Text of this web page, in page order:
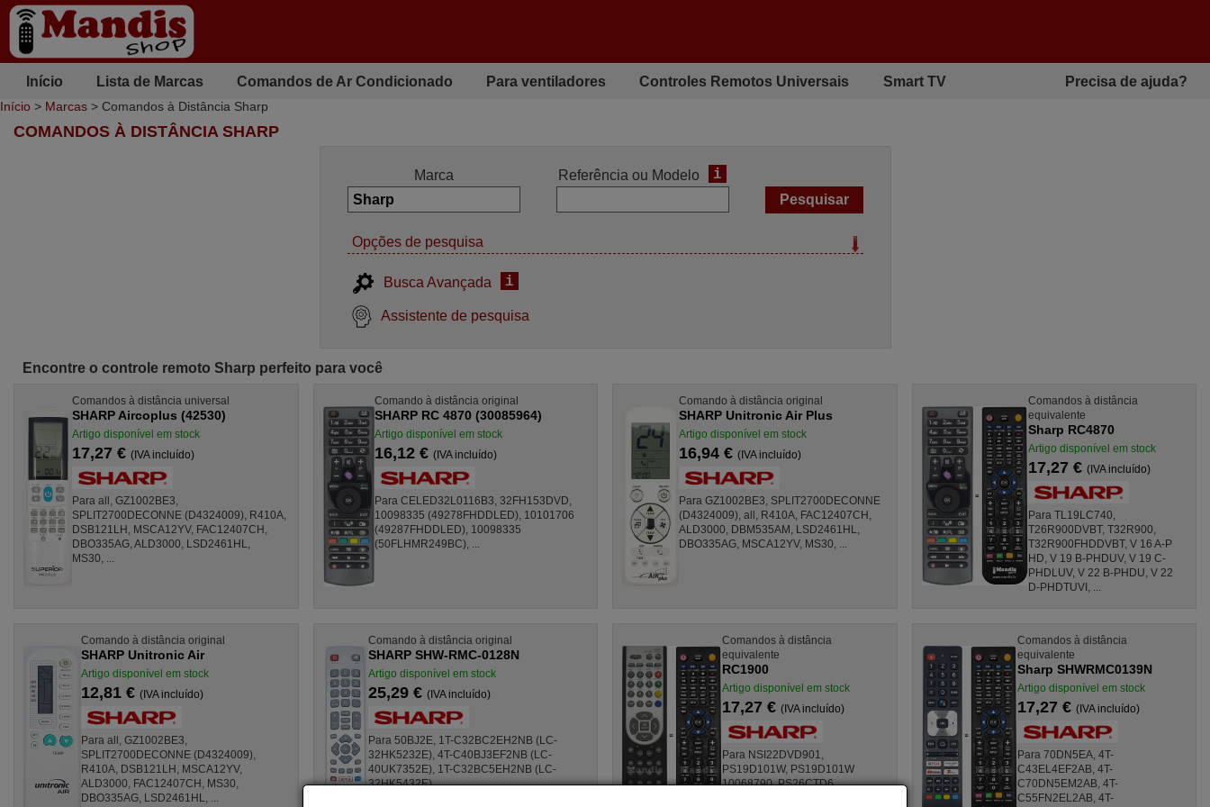
Início Lista de Marcas Comandos de Ar Condicionado Para ventiladores Controles Remotos Universais Smart TV Precisa de ajuda?
Início > Marcas > Comandos à Distância Sharp
COMANDOS À DISTÂNCIA SHARP
Marca Referência ou Modelo i
Opções de pesquisa
Busca Avançada i
Assistente de pesquisa
Encontre o controle remoto Sharp perfeito para você
Comandos à distância universal
SHARP Aircoplus (42530)
Artigo disponível em stock
17,27 € (IVA incluído)
Para all, GZ1002BE3,
SPLIT2700DECONNE (D4324009), R410A,
DSB121LH, MSCA12YV, FAC12407CH,
DBO335AG, ALD3000, LSD2461HL,
MS30, ...
Comando à distância original
SHARP RC 4870 (30085964)
Artigo disponível em stock
16,12 € (IVA incluído)
Para CELED32L0116B3, 32FH153DVD,
10098335 (49278FHDDLED), 10101706
(49287FHDDLED), 10098335
(50FLHMR249BC), ...
Comando à distância original
SHARP Unitronic Air Plus
Artigo disponível em stock
16,94 € (IVA incluído)
Para GZ1002BE3, SPLIT2700DECONNE
(D4324009), all, R410A, FAC12407CH,
ALD3000, DBM535AM, LSD2461HL,
DBO335AG, MSCA12YV, MS30, ...
Comandos à distância
equivalente
Sharp RC4870
Artigo disponível em stock
17,27 € (IVA incluído)
Para TL19LC740,
T26R900DVBT, T32R900,
T32R900FHDDVBT, V 16 A-P
HD, V 19 B-PHDUV, V 19 C-
PHDLUV, V 22 B-PHDU, V 22
D-PHDTUVI, ...
Comando à distância original
SHARP Unitronic Air
Artigo disponível em stock
12,81 € (IVA incluído)
Para all, GZ1002BE3,
SPLIT2700DECONNE (D4324009),
R410A, DSB121LH, MSCA12YV,
ALD3000, FAC12407CH, MS30,
DBO335AG, LSD2461HL, ...
Comando à distância original
SHARP SHW-RMC-0128N
Artigo disponível em stock
25,29 € (IVA incluído)
Para 50BJ2E, 1T-C32BC2EH2NB (LC-
32HK5232E), 4T-C40BJ3EF2NB (LC-
40UK7352E), 1T-C32BC5EH2NB (LC-
32HK5432E), ...
Comandos à distância
equivalente
RC1900
Artigo disponível em stock
17,27 €(IVA incluído)
Para NSI22DVD901,
PS19D101W, PS19D101W
10068790, PS26CTD6
Comandos à distância
equivalente
Sharp SHWRMC0139N
Artigo disponível em stock
17,27 € (IVA incluído)
Para 70DN5EA, 4T-
C43EL4EF2AB, 4T-
C70DN5EM2AB, 4T-
C55FN2EL2AB, 4T-